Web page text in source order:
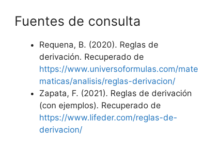
Fuentes de consulta
Requena, B. (2020). Reglas de
derivación. Recuperado de
https://www.universoformulas.com/mate
maticas/analisis/reglas-derivacion/
Zapata, F. (2021). Reglas de derivación
(con ejemplos). Recuperado de
https://www.lifeder.com/reglas-de-
derivacion/